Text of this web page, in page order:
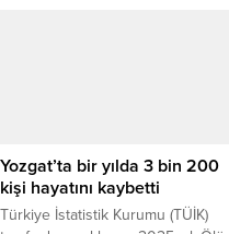
Yozgat’ta bir yılda 3 bin 200
kişi hayatını kaybetti
Türkiye İstatistik Kurumu (TÜİK)